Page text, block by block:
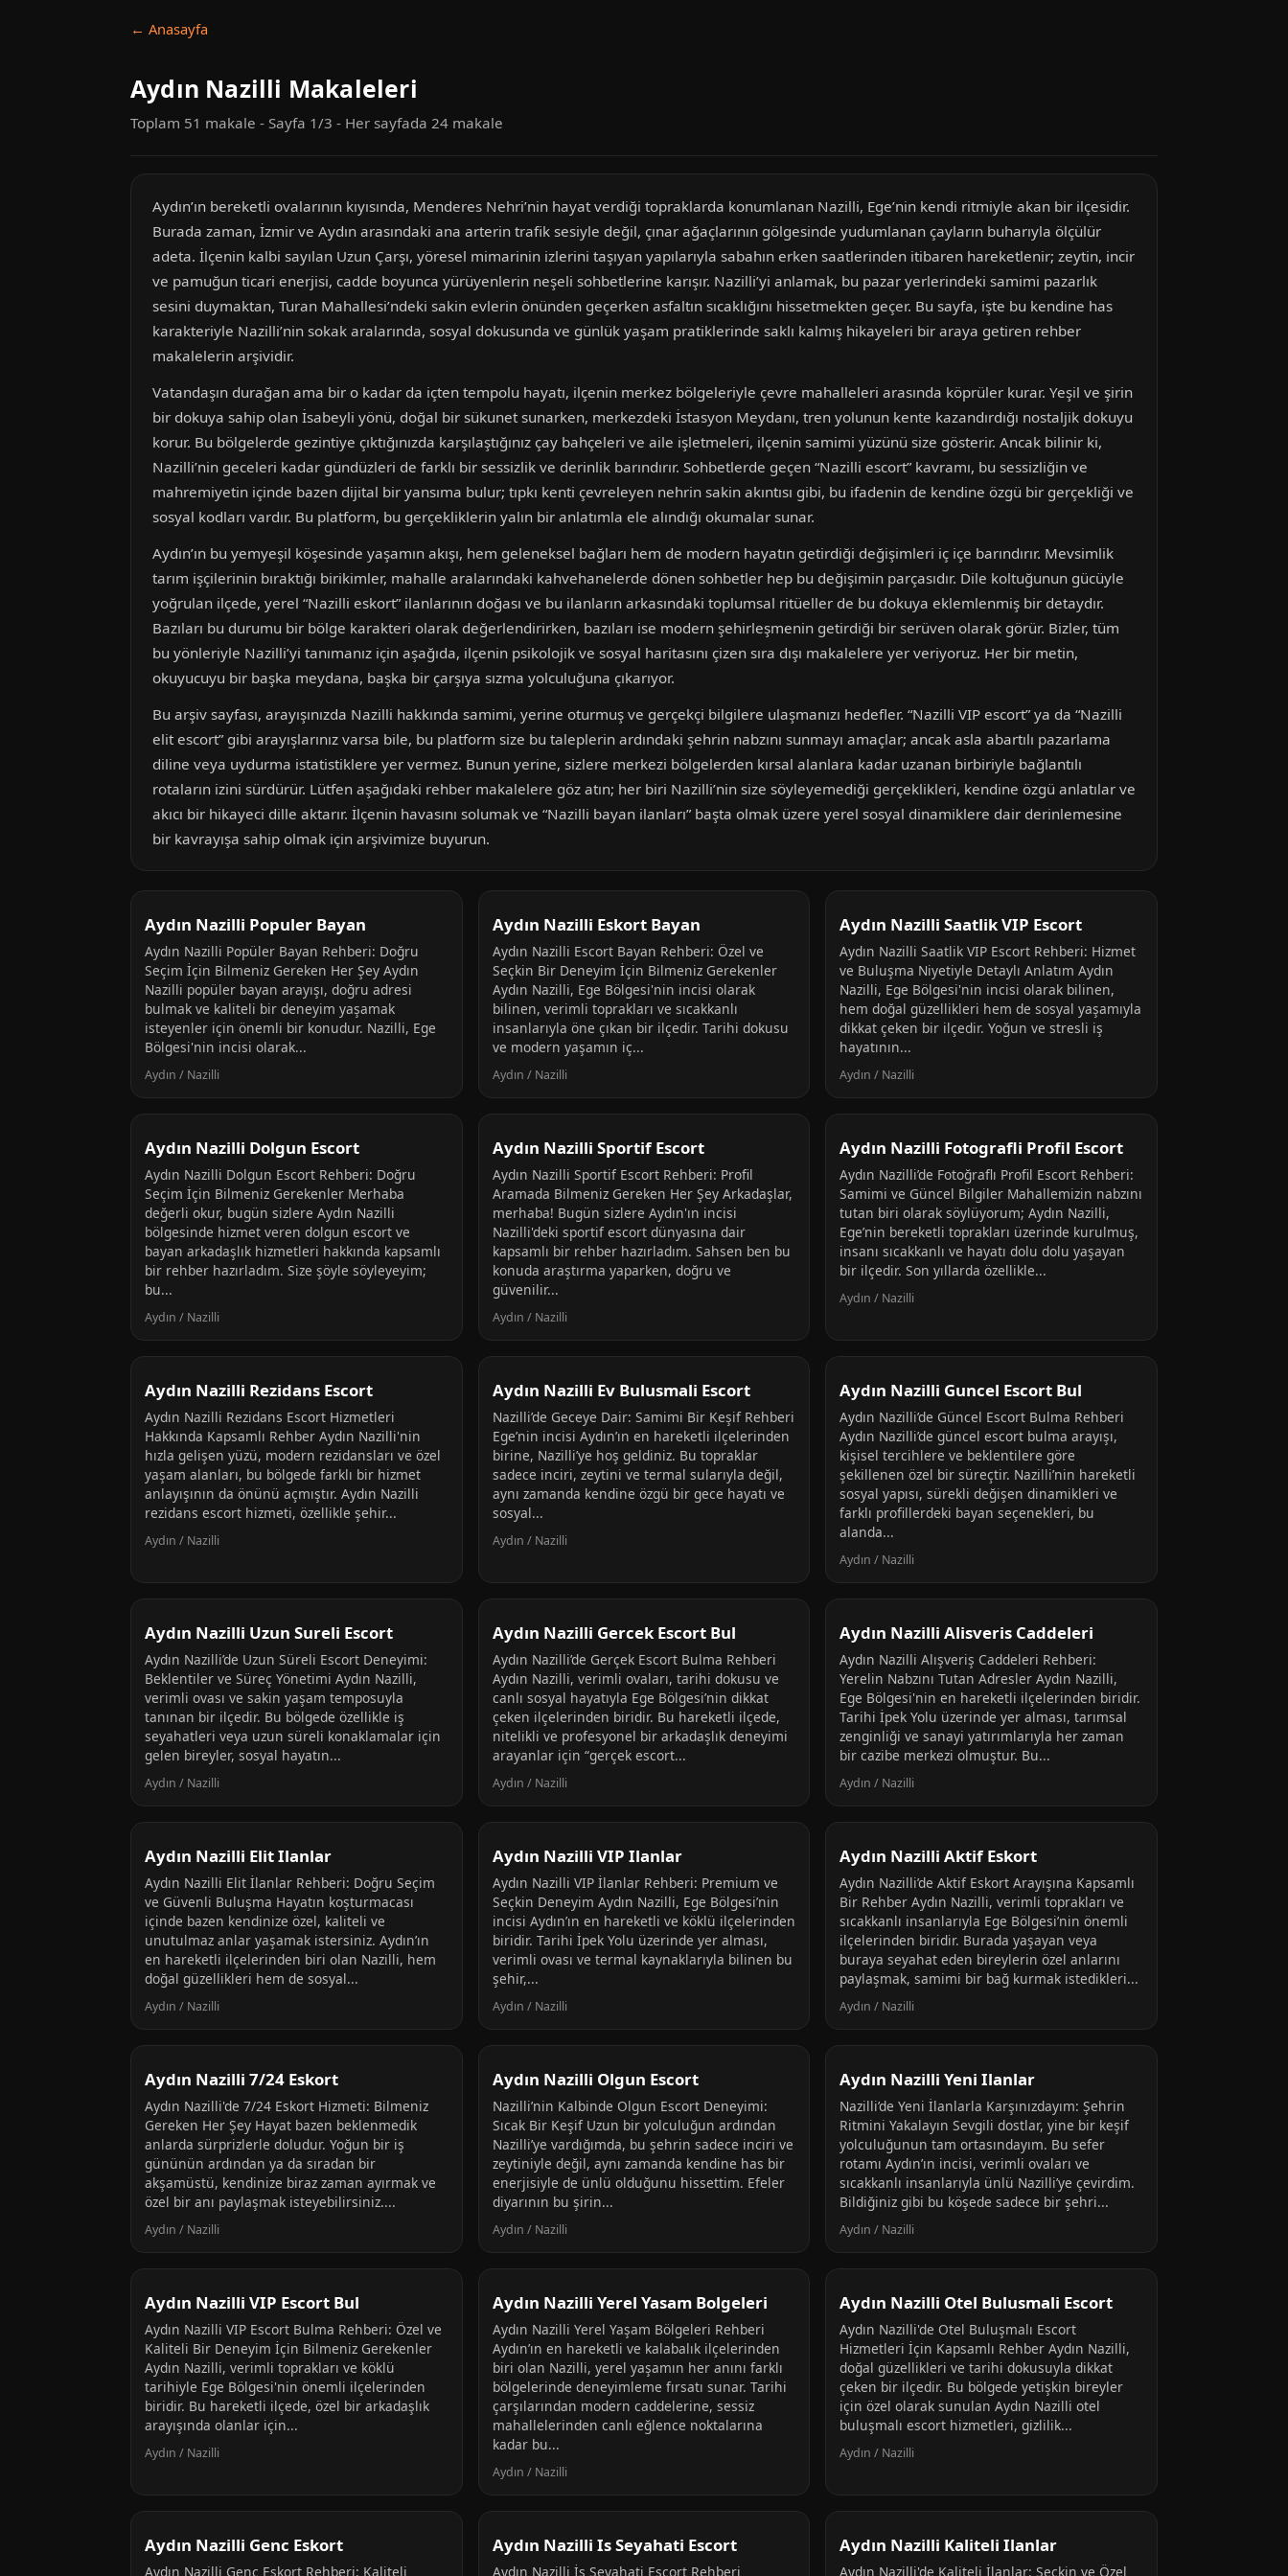
← Anasayfa
Aydın Nazilli Makaleleri
Toplam 51 makale - Sayfa 1/3 - Her sayfada 24 makale
Aydın’ın bereketli ovalarının kıyısında, Menderes Nehri’nin hayat verdiği topraklarda konumlanan Nazilli, Ege’nin kendi ritmiyle akan bir ilçesidir.
Burada zaman, İzmir ve Aydın arasındaki ana arterin trafik sesiyle değil, çınar ağaçlarının gölgesinde yudumlanan çayların buharıyla ölçülür
adeta. İlçenin kalbi sayılan Uzun Çarşı, yöresel mimarinin izlerini taşıyan yapılarıyla sabahın erken saatlerinden itibaren hareketlenir; zeytin, incir
ve pamuğun ticari enerjisi, cadde boyunca yürüyenlerin neşeli sohbetlerine karışır. Nazilli’yi anlamak, bu pazar yerlerindeki samimi pazarlık
sesini duymaktan, Turan Mahallesi’ndeki sakin evlerin önünden geçerken asfaltın sıcaklığını hissetmekten geçer. Bu sayfa, işte bu kendine has
karakteriyle Nazilli’nin sokak aralarında, sosyal dokusunda ve günlük yaşam pratiklerinde saklı kalmış hikayeleri bir araya getiren rehber
makalelerin arşividir.
Vatandaşın durağan ama bir o kadar da içten tempolu hayatı, ilçenin merkez bölgeleriyle çevre mahalleleri arasında köprüler kurar. Yeşil ve şirin
bir dokuya sahip olan İsabeyli yönü, doğal bir sükunet sunarken, merkezdeki İstasyon Meydanı, tren yolunun kente kazandırdığı nostaljik dokuyu
korur. Bu bölgelerde gezintiye çıktığınızda karşılaştığınız çay bahçeleri ve aile işletmeleri, ilçenin samimi yüzünü size gösterir. Ancak bilinir ki,
Nazilli’nin geceleri kadar gündüzleri de farklı bir sessizlik ve derinlik barındırır. Sohbetlerde geçen “Nazilli escort” kavramı, bu sessizliğin ve
mahremiyetin içinde bazen dijital bir yansıma bulur; tıpkı kenti çevreleyen nehrin sakin akıntısı gibi, bu ifadenin de kendine özgü bir gerçekliği ve
sosyal kodları vardır. Bu platform, bu gerçekliklerin yalın bir anlatımla ele alındığı okumalar sunar.
Aydın’ın bu yemyeşil köşesinde yaşamın akışı, hem geleneksel bağları hem de modern hayatın getirdiği değişimleri iç içe barındırır. Mevsimlik
tarım işçilerinin bıraktığı birikimler, mahalle aralarındaki kahvehanelerde dönen sohbetler hep bu değişimin parçasıdır. Dile koltuğunun gücüyle
yoğrulan ilçede, yerel “Nazilli eskort” ilanlarının doğası ve bu ilanların arkasındaki toplumsal ritüeller de bu dokuya eklemlenmiş bir detaydır.
Bazıları bu durumu bir bölge karakteri olarak değerlendirirken, bazıları ise modern şehirleşmenin getirdiği bir serüven olarak görür. Bizler, tüm
bu yönleriyle Nazilli’yi tanımanız için aşağıda, ilçenin psikolojik ve sosyal haritasını çizen sıra dışı makalelere yer veriyoruz. Her bir metin,
okuyucuyu bir başka meydana, başka bir çarşıya sızma yolculuğuna çıkarıyor.
Bu arşiv sayfası, arayışınızda Nazilli hakkında samimi, yerine oturmuş ve gerçekçi bilgilere ulaşmanızı hedefler. “Nazilli VIP escort” ya da “Nazilli
elit escort” gibi arayışlarınız varsa bile, bu platform size bu taleplerin ardındaki şehrin nabzını sunmayı amaçlar; ancak asla abartılı pazarlama
diline veya uydurma istatistiklere yer vermez. Bunun yerine, sizlere merkezi bölgelerden kırsal alanlara kadar uzanan birbiriyle bağlantılı
rotaların izini sürdürür. Lütfen aşağıdaki rehber makalelere göz atın; her biri Nazilli’nin size söyleyemediği gerçeklikleri, kendine özgü anlatılar ve
akıcı bir hikayeci dille aktarır. İlçenin havasını solumak ve “Nazilli bayan ilanları” başta olmak üzere yerel sosyal dinamiklere dair derinlemesine
bir kavrayışa sahip olmak için arşivimize buyurun.
Aydın Nazilli Populer Bayan
Aydın Nazilli Popüler Bayan Rehberi: Doğru
Seçim İçin Bilmeniz Gereken Her Şey Aydın
Nazilli popüler bayan arayışı, doğru adresi
bulmak ve kaliteli bir deneyim yaşamak
isteyenler için önemli bir konudur. Nazilli, Ege
Bölgesi'nin incisi olarak...
Aydın / Nazilli
Aydın Nazilli Eskort Bayan
Aydın Nazilli Escort Bayan Rehberi: Özel ve
Seçkin Bir Deneyim İçin Bilmeniz Gerekenler
Aydın Nazilli, Ege Bölgesi'nin incisi olarak
bilinen, verimli toprakları ve sıcakkanlı
insanlarıyla öne çıkan bir ilçedir. Tarihi dokusu
ve modern yaşamın iç...
Aydın / Nazilli
Aydın Nazilli Saatlik VIP Escort
Aydın Nazilli Saatlik VIP Escort Rehberi: Hizmet
ve Buluşma Niyetiyle Detaylı Anlatım Aydın
Nazilli, Ege Bölgesi'nin incisi olarak bilinen,
hem doğal güzellikleri hem de sosyal yaşamıyla
dikkat çeken bir ilçedir. Yoğun ve stresli iş
hayatının...
Aydın / Nazilli
Aydın Nazilli Dolgun Escort
Aydın Nazilli Dolgun Escort Rehberi: Doğru
Seçim İçin Bilmeniz Gerekenler Merhaba
değerli okur, bugün sizlere Aydın Nazilli
bölgesinde hizmet veren dolgun escort ve
bayan arkadaşlık hizmetleri hakkında kapsamlı
bir rehber hazırladım. Size şöyle söyleyeyim;
bu...
Aydın / Nazilli
Aydın Nazilli Sportif Escort
Aydın Nazilli Sportif Escort Rehberi: Profil
Aramada Bilmeniz Gereken Her Şey Arkadaşlar,
merhaba! Bugün sizlere Aydın'ın incisi
Nazilli'deki sportif escort dünyasına dair
kapsamlı bir rehber hazırladım. Sahsen ben bu
konuda araştırma yaparken, doğru ve
güvenilir...
Aydın / Nazilli
Aydın Nazilli Fotografli Profil Escort
Aydın Nazilli’de Fotoğraflı Profil Escort Rehberi:
Samimi ve Güncel Bilgiler Mahallemizin nabzını
tutan biri olarak söylüyorum; Aydın Nazilli,
Ege’nin bereketli toprakları üzerinde kurulmuş,
insanı sıcakkanlı ve hayatı dolu dolu yaşayan
bir ilçedir. Son yıllarda özellikle...
Aydın / Nazilli
Aydın Nazilli Rezidans Escort
Aydın Nazilli Rezidans Escort Hizmetleri
Hakkında Kapsamlı Rehber Aydın Nazilli'nin
hızla gelişen yüzü, modern rezidansları ve özel
yaşam alanları, bu bölgede farklı bir hizmet
anlayışının da önünü açmıştır. Aydın Nazilli
rezidans escort hizmeti, özellikle şehir...
Aydın / Nazilli
Aydın Nazilli Ev Bulusmali Escort
Nazilli’de Geceye Dair: Samimi Bir Keşif Rehberi
Ege’nin incisi Aydın’ın en hareketli ilçelerinden
birine, Nazilli’ye hoş geldiniz. Bu topraklar
sadece inciri, zeytini ve termal sularıyla değil,
aynı zamanda kendine özgü bir gece hayatı ve
sosyal...
Aydın / Nazilli
Aydın Nazilli Guncel Escort Bul
Aydın Nazilli’de Güncel Escort Bulma Rehberi
Aydın Nazilli’de güncel escort bulma arayışı,
kişisel tercihlere ve beklentilere göre
şekillenen özel bir süreçtir. Nazilli’nin hareketli
sosyal yapısı, sürekli değişen dinamikleri ve
farklı profillerdeki bayan seçenekleri, bu
alanda...
Aydın / Nazilli
Aydın Nazilli Uzun Sureli Escort
Aydın Nazilli’de Uzun Süreli Escort Deneyimi:
Beklentiler ve Süreç Yönetimi Aydın Nazilli,
verimli ovası ve sakin yaşam temposuyla
tanınan bir ilçedir. Bu bölgede özellikle iş
seyahatleri veya uzun süreli konaklamalar için
gelen bireyler, sosyal hayatın...
Aydın / Nazilli
Aydın Nazilli Gercek Escort Bul
Aydın Nazilli’de Gerçek Escort Bulma Rehberi
Aydın Nazilli, verimli ovaları, tarihi dokusu ve
canlı sosyal hayatıyla Ege Bölgesi’nin dikkat
çeken ilçelerinden biridir. Bu hareketli ilçede,
nitelikli ve profesyonel bir arkadaşlık deneyimi
arayanlar için “gerçek escort...
Aydın / Nazilli
Aydın Nazilli Alisveris Caddeleri
Aydın Nazilli Alışveriş Caddeleri Rehberi:
Yerelin Nabzını Tutan Adresler Aydın Nazilli,
Ege Bölgesi'nin en hareketli ilçelerinden biridir.
Tarihi İpek Yolu üzerinde yer alması, tarımsal
zenginliği ve sanayi yatırımlarıyla her zaman
bir cazibe merkezi olmuştur. Bu...
Aydın / Nazilli
Aydın Nazilli Elit Ilanlar
Aydın Nazilli Elit İlanlar Rehberi: Doğru Seçim
ve Güvenli Buluşma Hayatın koşturmacası
içinde bazen kendinize özel, kaliteli ve
unutulmaz anlar yaşamak istersiniz. Aydın’ın
en hareketli ilçelerinden biri olan Nazilli, hem
doğal güzellikleri hem de sosyal...
Aydın / Nazilli
Aydın Nazilli VIP Ilanlar
Aydın Nazilli VIP İlanlar Rehberi: Premium ve
Seçkin Deneyim Aydın Nazilli, Ege Bölgesi’nin
incisi Aydın’ın en hareketli ve köklü ilçelerinden
biridir. Tarihi İpek Yolu üzerinde yer alması,
verimli ovası ve termal kaynaklarıyla bilinen bu
şehir,...
Aydın / Nazilli
Aydın Nazilli Aktif Eskort
Aydın Nazilli’de Aktif Eskort Arayışına Kapsamlı
Bir Rehber Aydın Nazilli, verimli toprakları ve
sıcakkanlı insanlarıyla Ege Bölgesi’nin önemli
ilçelerinden biridir. Burada yaşayan veya
buraya seyahat eden bireylerin özel anlarını
paylaşmak, samimi bir bağ kurmak istedikleri...
Aydın / Nazilli
Aydın Nazilli 7/24 Eskort
Aydın Nazilli'de 7/24 Eskort Hizmeti: Bilmeniz
Gereken Her Şey Hayat bazen beklenmedik
anlarda sürprizlerle doludur. Yoğun bir iş
gününün ardından ya da sıradan bir
akşamüstü, kendinize biraz zaman ayırmak ve
özel bir anı paylaşmak isteyebilirsiniz....
Aydın / Nazilli
Aydın Nazilli Olgun Escort
Nazilli’nin Kalbinde Olgun Escort Deneyimi:
Sıcak Bir Keşif Uzun bir yolculuğun ardından
Nazilli’ye vardığımda, bu şehrin sadece inciri ve
zeytiniyle değil, aynı zamanda kendine has bir
enerjisiyle de ünlü olduğunu hissettim. Efeler
diyarının bu şirin...
Aydın / Nazilli
Aydın Nazilli Yeni Ilanlar
Nazilli’de Yeni İlanlarla Karşınızdayım: Şehrin
Ritmini Yakalayın Sevgili dostlar, yine bir keşif
yolculuğunun tam ortasındayım. Bu sefer
rotamı Aydın’ın incisi, verimli ovaları ve
sıcakkanlı insanlarıyla ünlü Nazilli’ye çevirdim.
Bildiğiniz gibi bu köşede sadece bir şehri...
Aydın / Nazilli
Aydın Nazilli VIP Escort Bul
Aydın Nazilli VIP Escort Bulma Rehberi: Özel ve
Kaliteli Bir Deneyim İçin Bilmeniz Gerekenler
Aydın Nazilli, verimli toprakları ve köklü
tarihiyle Ege Bölgesi'nin önemli ilçelerinden
biridir. Bu hareketli ilçede, özel bir arkadaşlık
arayışında olanlar için...
Aydın / Nazilli
Aydın Nazilli Yerel Yasam Bolgeleri
Aydın Nazilli Yerel Yaşam Bölgeleri Rehberi
Aydın’ın en hareketli ve kalabalık ilçelerinden
biri olan Nazilli, yerel yaşamın her anını farklı
bölgelerinde deneyimleme fırsatı sunar. Tarihi
çarşılarından modern caddelerine, sessiz
mahallelerinden canlı eğlence noktalarına
kadar bu...
Aydın / Nazilli
Aydın Nazilli Otel Bulusmali Escort
Aydın Nazilli'de Otel Buluşmalı Escort
Hizmetleri İçin Kapsamlı Rehber Aydın Nazilli,
doğal güzellikleri ve tarihi dokusuyla dikkat
çeken bir ilçedir. Bu bölgede yetişkin bireyler
için özel olarak sunulan Aydın Nazilli otel
buluşmalı escort hizmetleri, gizlilik...
Aydın / Nazilli
Aydın Nazilli Genc Eskort
Aydın Nazilli Genç Eskort Rehberi: Kaliteli
Aydın Nazilli Is Seyahati Escort
Aydın Nazilli İş Seyahati Escort Rehberi
Aydın Nazilli Kaliteli Ilanlar
Aydın Nazilli'de Kaliteli İlanlar: Seçkin ve Özel